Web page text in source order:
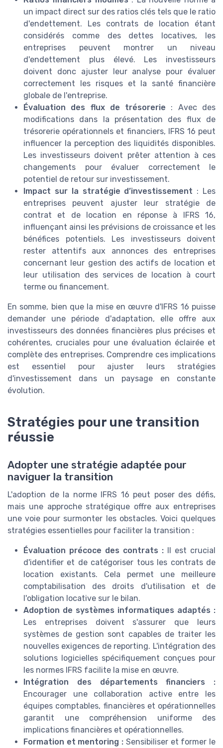
un impact direct sur des ratios clés tels que le ratio
d'endettement. Les contrats de location étant
considérés comme des dettes locatives, les
entreprises peuvent montrer un niveau
d'endettement plus élevé. Les investisseurs
doivent donc ajuster leur analyse pour évaluer
correctement les risques et la santé financière
globale de l'entreprise.
Évaluation des flux de trésorerie : Avec des
modifications dans la présentation des flux de
trésorerie opérationnels et financiers, IFRS 16 peut
influencer la perception des liquidités disponibles.
Les investisseurs doivent prêter attention à ces
changements pour évaluer correctement le
potentiel de retour sur investissement.
Impact sur la stratégie d’investissement : Les
entreprises peuvent ajuster leur stratégie de
contrat et de location en réponse à IFRS 16,
influençant ainsi les prévisions de croissance et les
bénéfices potentiels. Les investisseurs doivent
rester attentifs aux annonces des entreprises
concernant leur gestion des actifs de location et
leur utilisation des services de location à court
terme ou financement.
En somme, bien que la mise en œuvre d'IFRS 16 puisse
demander une période d'adaptation, elle offre aux
investisseurs des données financières plus précises et
cohérentes, cruciales pour une évaluation éclairée et
complète des entreprises. Comprendre ces implications
est essentiel pour ajuster leurs stratégies
d'investissement dans un paysage en constante
évolution.
Stratégies pour une transition
réussie
Adopter une stratégie adaptée pour
naviguer la transition
L'adoption de la norme IFRS 16 peut poser des défis,
mais une approche stratégique offre aux entreprises
une voie pour surmonter les obstacles. Voici quelques
stratégies essentielles pour faciliter la transition :
Évaluation précoce des contrats : Il est crucial
d'identifier et de catégoriser tous les contrats de
location existants. Cela permet une meilleure
comptabilisation des droits d'utilisation et de
l'obligation locative sur le bilan.
Adoption de systèmes informatiques adaptés :
Les entreprises doivent s'assurer que leurs
systèmes de gestion sont capables de traiter les
nouvelles exigences de reporting. L'intégration des
solutions logicielles spécifiquement conçues pour
les normes IFRS facilite la mise en œuvre.
Intégration des départements financiers :
Encourager une collaboration active entre les
équipes comptables, financières et opérationnelles
garantit une compréhension uniforme des
implications financières et opérationnelles.
Formation et mentoring : Sensibiliser et former le